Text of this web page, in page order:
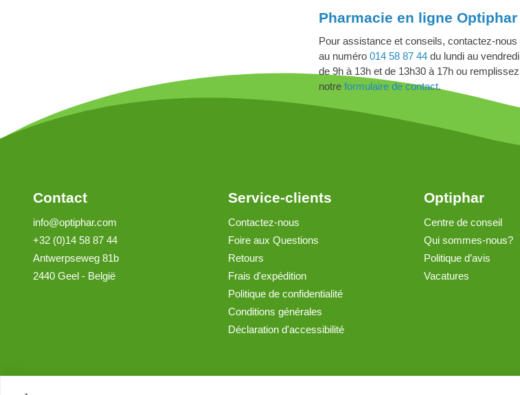
Pharmacie en ligne Optiphar
Pour assistance et conseils, contactez-nous
au numéro 014 58 87 44 du lundi au vendredi
de 9h à 13h et de 13h30 à 17h ou remplissez
notre formulaire de contact.
Contact
info@optiphar.com
+32 (0)14 58 87 44
Antwerpseweg 81b
2440 Geel - België
Service-clients
Contactez-nous
Foire aux Questions
Retours
Frais d'expédition
Politique de confidentialité
Conditions générales
Déclaration d'accessibilité
Optiphar
Centre de conseil
Qui sommes-nous?
Politique d’avis
Vacatures